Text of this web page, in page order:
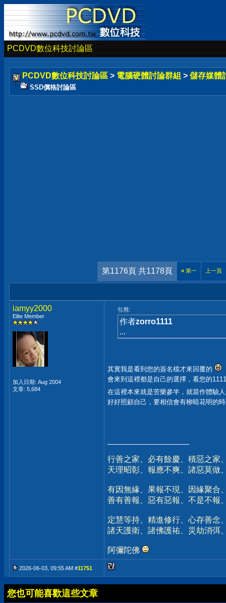
PCDVD數位科技討論區
PCDVD數位科技討論區 > 電腦硬體討論群組 > 儲存媒體
SSD價格討論區
第1176頁 共1178頁 « 第一 上一頁
iamyy2000
Elite Member
加入日期: Aug 2004
文章: 5,684
引用:
作者zorro1111
...
其實我是看到您的簽名檔才來回覆的
會來到這裡都是自己的選擇，看您的
在這裡本來就是苦樂參半，就當作體驗
好好照顧自己，要相信會有柳暗花明的
行善之家、必有餘慶、積惡之家
天理昭彰、報應不爽、諸惡莫做
有因無緣、果報不現、因緣聚合
善有善報、惡有惡報、不是不報
定慧等持、精進修行、心存善念
諸天護衛、諸佛護祐、災劫消弭
阿彌陀佛
2026-06-03, 09:55 AM #11751
您也可能喜歡這些文章